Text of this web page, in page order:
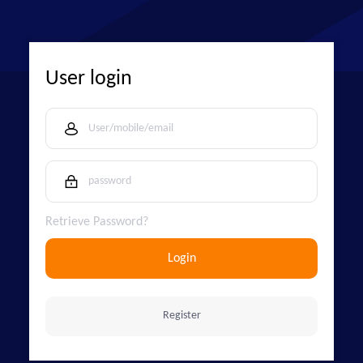
User login
Retrieve Password?